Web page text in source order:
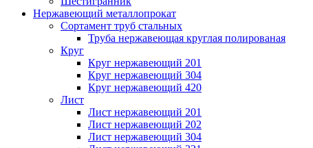
Нержавеющий металлопрокат
Сортамент труб стальных
Труба нержавеющая круглая полированая
Круг
Круг нержавеющий 201
Круг нержавеющий 304
Круг нержавеющий 420
Лист
Лист нержавеющий 201
Лист нержавеющий 202
Лист нержавеющий 304